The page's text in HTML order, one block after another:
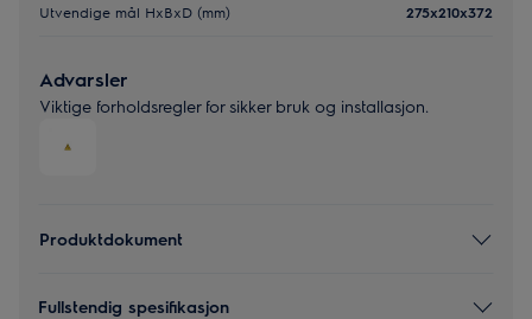
Utvendige mål HxBxD (mm) 275x210x372
Advarsler
Viktige forholdsregler for sikker bruk og installasjon.
Produktdokument
Fullstendig spesifikasjon